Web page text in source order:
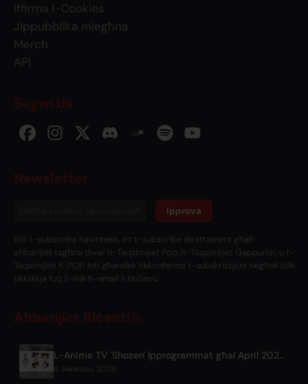
Iffirma l-Cookies
Jippubblika miegħna
Merch
API
Segwi Us
Newsletter
Ipprova
Billi t-subscribe hawnhekk, int t-subscribe direttament għall-
aħbarijiet tagħna dwar it-Taqsimijiet Pop, it-Taqsimijiet Ġappuniżi, u t-
Taqsimijiet K-POP. Inti għandek tikkonferma t-subskrizzjoni tiegħek billi
tikklikkja fuq il-link fl-email li tirċievu.
Aħbarijiet Riċenti
L-Anime TV 'Shozen' Ipprogrammat għal April 2027 fuq Fuji TV
6 Awwissu 2026